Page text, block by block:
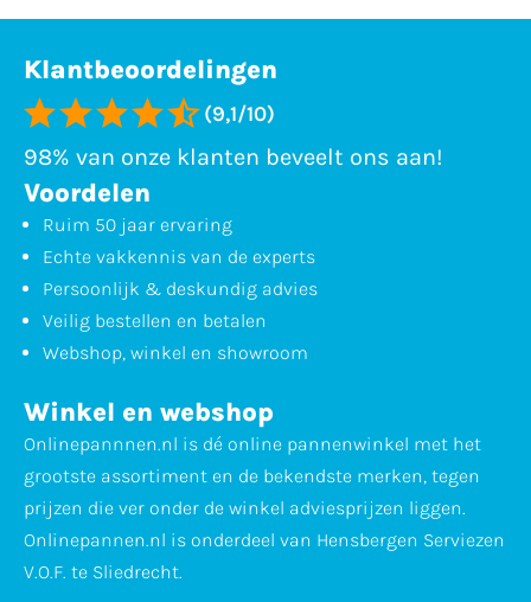
Klantbeoordelingen
(9,1/10)
98% van onze klanten beveelt ons aan!
Voordelen
Ruim 50 jaar ervaring
Echte vakkennis van de experts
Persoonlijk & deskundig advies
Veilig bestellen en betalen
Webshop, winkel en showroom
Winkel en webshop
Onlinepannnen.nl is dé online pannenwinkel met het
grootste assortiment en de bekendste merken, tegen
prijzen die ver onder de winkel adviesprijzen liggen.
Onlinepannen.nl is onderdeel van Hensbergen Serviezen
V.O.F. te Sliedrecht.